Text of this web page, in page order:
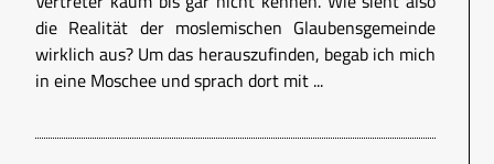
die Realität der moslemischen Glaubensgemeinde
wirklich aus? Um das herauszufinden, begab ich mich
in eine Moschee und sprach dort mit ...